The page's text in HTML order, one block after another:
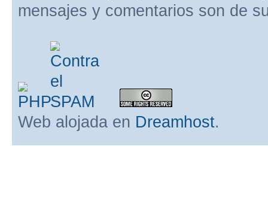
mensajes y comentarios son de
Web alojada en Dreamhost.